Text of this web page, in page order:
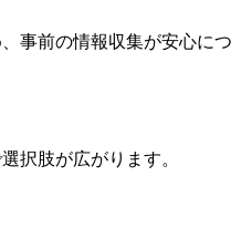
事前の情報収集が安心につ
択肢が広がります。